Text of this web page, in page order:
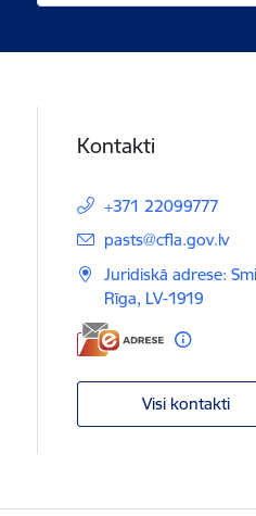
Kontakti
+371 22099777
E-pasts:
pasts@cfla.gov.lv
Juridiskā adrese:
Rīga, LV-1919
Visi kontakti